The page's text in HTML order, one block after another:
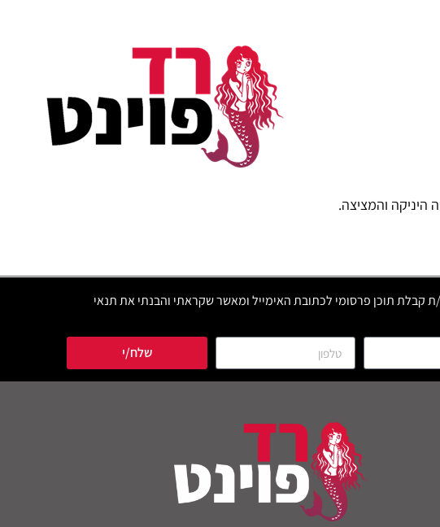
היניקה והמציצה.
קבלת תוכן פרסומי לכתובת האימייל ומאשר שקראתי והבנתי את תנאי
שלח/י